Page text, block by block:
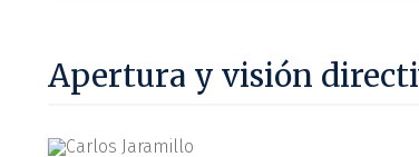
Apertura y visión